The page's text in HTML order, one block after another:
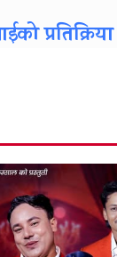
प्रतिक्रिया